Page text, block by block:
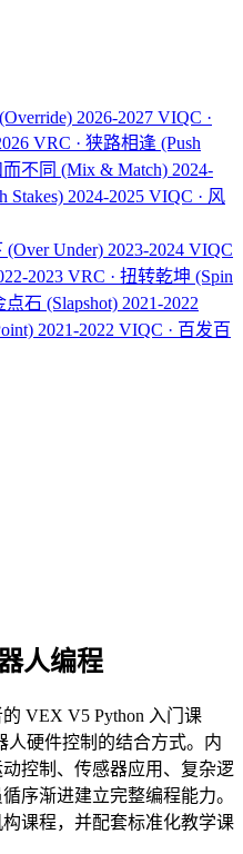
(Override) 2026-2027 VIQC ·
VRC · 狭路相逢 (Push
而不同 (Mix & Match) 2024-
Stakes) 2024-2025 VIQC · 风
(Over Under) 2023-2024 VIQC
2023 VRC · 扭转乾坤 (Spin
点石 (Slapshot) 2021-2022
2021-2022 VIQC · 百发百
人编程
VEX V5 Python 入门课
人硬件控制的结合方式。内
控制、传感器应用、复杂逻
序渐进建立完整编程能力。
课程，并配套标准化教学课